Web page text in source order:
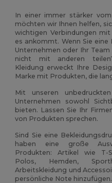
In einer immer stärker
möchten wir Ihnen helfen,
wichtigen Verbindungen
es ankommt. Wenn Sie
Unternehmen oder Ihr
nicht mit anderen
Kleidung erweckt Ihre
Marke mit Produkten, die
Mit unseren
Unternehmen sowohl
bieten. Lassen Sie Ihr
von Produkten sprechen.
Sind Sie eine
haben eine große
Produkten: Artikel wie T-
Polos, Hemden,
Arbeitskleidung und
persönliche Note hinzufügen.